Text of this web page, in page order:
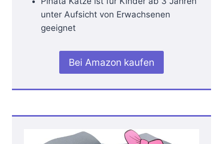
unter Aufsicht von Erwachsenen
geeignet
Bei Amazon kaufen